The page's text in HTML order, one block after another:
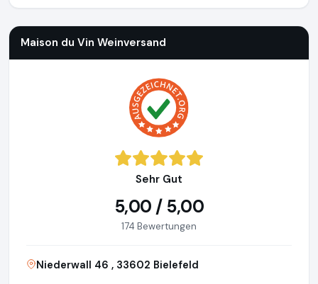
Maison du Vin Weinversand
Sehr Gut
5,00 / 5,00
174 Bewertungen
Niederwall 46 , 33602 Bielefeld